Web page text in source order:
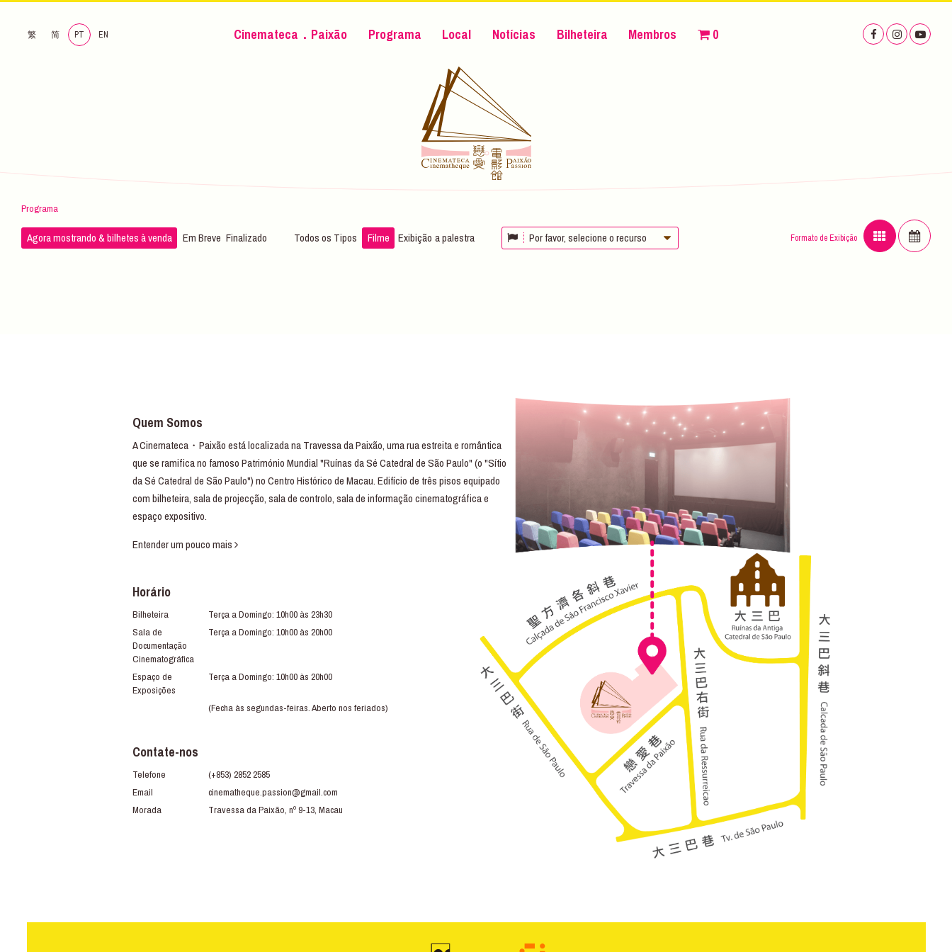
繁 简 PT EN Cinemateca．Paixão Programa Local Notícias Bilheteira Membros 0
Programa
Agora mostrando & bilhetes à venda Em Breve Finalizado Todos os Tipos Filme Exibição a palestra Por favor, selecione o recurso Formato de Exibição
Quem Somos
A Cinemateca・Paixão está localizada na Travessa da Paixão, uma rua estreita e romântica
que se ramifica no famoso Património Mundial "Ruínas da Sé Catedral de São Paulo" (o "Sítio
da Sé Catedral de São Paulo") no Centro Histórico de Macau. Edifício de três pisos equipado
com bilheteira, sala de projecção, sala de controlo, sala de informação cinematográfica e
espaço expositivo.
Entender um pouco mais
Horário
Bilheteira
Terça a Domingo: 10h00 às 23h30
Sala de
Documentação
Cinematográfica
Terça a Domingo: 10h00 às 20h00
Espaço de
Exposições
Terça a Domingo: 10h00 às 20h00
(Fecha às segundas-feiras. Aberto nos feriados)
Contate-nos
Telefone
(+853) 2852 2585
Email
cinematheque.passion@gmail.com
Morada
Travessa da Paixão, nº 9-13, Macau